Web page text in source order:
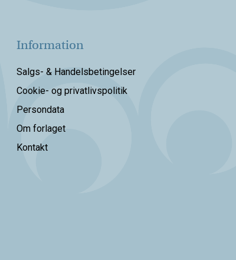
Information
Salgs- & Handelsbetingelser
Cookie- og privatlivspolitik
Persondata
Om forlaget
Kontakt